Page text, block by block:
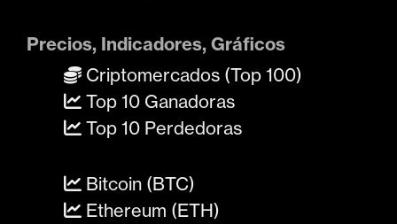
Precios, Indicadores, Gráficos
Criptomercados (Top 100)
Top 10 Ganadoras
Top 10 Perdedoras
Bitcoin (BTC)
Ethereum (ETH)